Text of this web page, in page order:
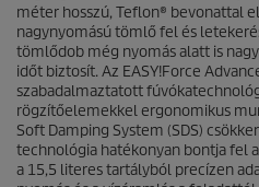
a
g
b
ó
l
.
méter hosszú, Teflon® bevonattal
nagynyomású tömlő fel és
tömlődob még nyomás alatt is
időt biztosít. Az EASY!Force
szabadalmaztatott
rögzítőelemekkel ergonomikus
Soft Damping System (SDS)
technológia hatékonyan bontja fel
a 15,5 literes tartályból precízen